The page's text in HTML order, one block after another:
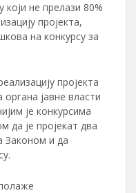
који не прелази 80%
пројекта,
на конкурсу за
пројекта
јавне власти
је конкурсима
да је пројекат два
Законом и да